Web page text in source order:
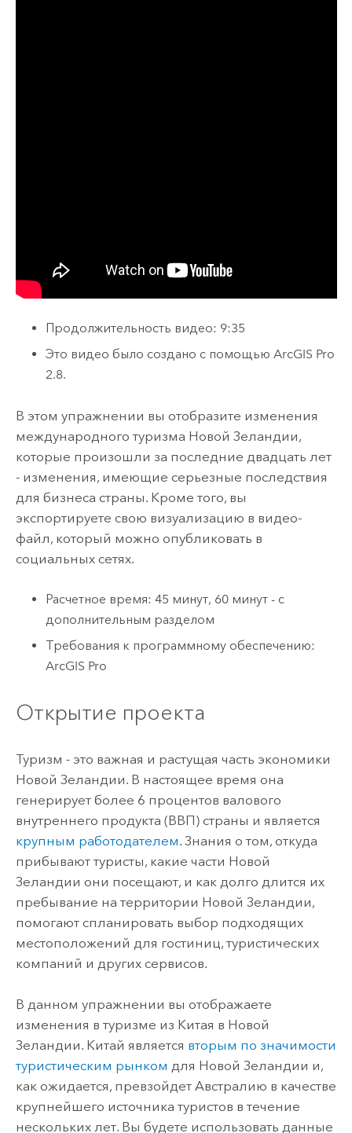
Продолжительность видео: 9:35
Это видео было создано с помощьюArcGIS Pro
2.8.
В этом упражнении вы отобразите изменения
международного туризма Новой Зеландии,
которые произошли за последние двадцать лет
- изменения, имеющие серьезные последствия
для бизнеса страны. Кроме того, вы
экспортируете свою визуализацию в видео-
файл, который можно опубликовать в
социальных сетях.
Расчетное время: 45 минут, 60 минут - с
дополнительным разделом
Требования к программному обеспечению:
ArcGIS Pro
Открытие проекта
Туризм - это важная и растущая часть экономики
Новой Зеландии. В настоящее время она
генерирует более 6 процентов валового
внутреннего продукта (ВВП) страны и является
крупным работодателем. Знания о том, откуда
прибывают туристы, какие части Новой
Зеландии они посещают, и как долго длится их
пребывание на территории Новой Зеландии,
помогают спланировать выбор подходящих
местоположений для гостиниц, туристических
компаний и других сервисов.
В данном упражнении вы отображаете
изменения в туризме из Китая в Новой
Зеландии. Китай является вторым по значимости
туристическим рынком для Новой Зеландии и,
как ожидается, превзойдет Австралию в качестве
крупнейшего источника туристов в течение
нескольких лет. Вы будете использовать данные